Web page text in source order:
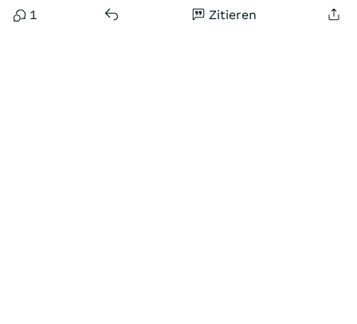
1 Zitieren